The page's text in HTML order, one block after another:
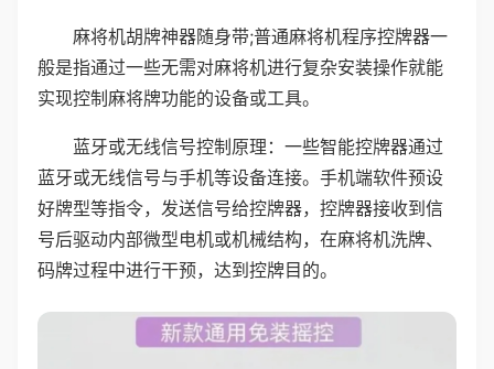
麻将机胡牌神器随身带;普通麻将机程序控牌器一
般是指通过一些无需对麻将机进行复杂安装操作就能
实现控制麻将牌功能的设备或工具。
蓝牙或无线信号控制原理：一些智能控牌器通过
蓝牙或无线信号与手机等设备连接。手机端软件预设
好牌型等指令，发送信号给控牌器，控牌器接收到信
号后驱动内部微型电机或机械结构，在麻将机洗牌、
码牌过程中进行干预，达到控牌目的。